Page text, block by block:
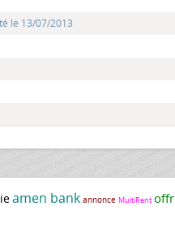
le 13/07/2013
amen bank annonce MultiRent